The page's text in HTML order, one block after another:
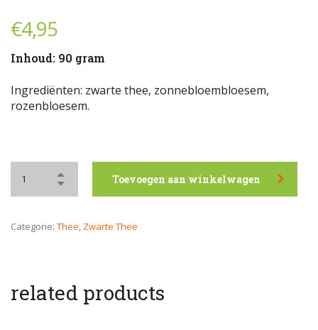
€4,95
Inhoud: 90 gram
Ingrediënten: zwarte thee, zonnebloembloesem,
rozenbloesem.
Toevoegen aan winkelwagen
Categorie: Thee, Zwarte Thee
related products